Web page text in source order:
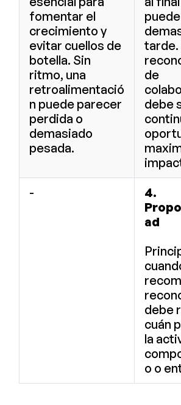
fomentar el
crecimiento y
evitar cuellos de
botella. Sin
ritmo, una
retroalimentació
n puede parecer
perdida o
demasiado
pesada.
tarde.
de
debe
-
4.
ad
debe
cuán
la
o o